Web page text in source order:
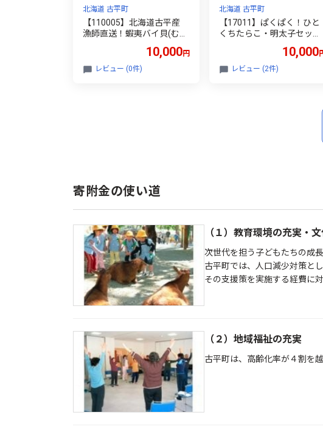
北海道 古平町
【110005】北海道古平産
漁師直送！蝦夷バイ貝(むき
10,000円
レビュー (0件)
北海道 古平町
【17011】ぱくぱく！ひと
くちたらこ・明太子セット
古平町から直送～10,000
レビュー (2件)
寄附金の使い道
（１）教育環境の充実・
次世代を担う子どもたちの成
古平町では、人口減少対策と
その支援策を実施する経費に
（２）地域福祉の充実
古平町は、高齢化率が４割を